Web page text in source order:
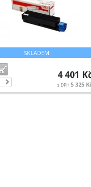
SKLADEM
4 401
s DPH 5 325